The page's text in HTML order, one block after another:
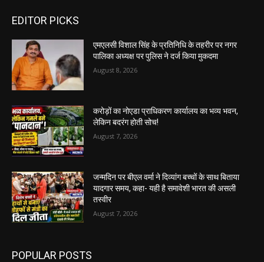
EDITOR PICKS
एमएलसी विशाल सिंह के प्रतिनिधि के तहरीर पर नगर
पालिका अध्यक्ष पर पुलिस ने दर्ज किया मुकदमा
August 8, 2026
करोड़ों का नोएडा प्राधिकरण कार्यालय का भव्य भवन,
लेकिन बदरंग होती सोच!
August 7, 2026
जन्मदिन पर बीएल वर्मा ने दिव्यांग बच्चों के साथ बिताया
यादगार समय, कहा- यही है समावेशी भारत की असली
तस्वीर
August 7, 2026
POPULAR POSTS